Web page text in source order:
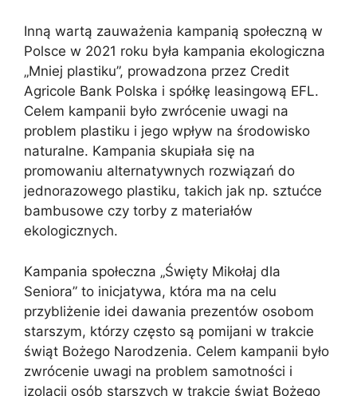
Inną wartą zauważenia kampanią społeczną w
Polsce w 2021 roku była kampania ekologiczna
„Mniej plastiku”, prowadzona przez Credit
Agricole Bank Polska i spółkę leasingową EFL.
Celem kampanii było zwrócenie uwagi na
problem plastiku i jego wpływ na środowisko
naturalne. Kampania skupiała się na
promowaniu alternatywnych rozwiązań do
jednorazowego plastiku, takich jak np. sztućce
bambusowe czy torby z materiałów
ekologicznych.
Kampania społeczna „Święty Mikołaj dla
Seniora” to inicjatywa, która ma na celu
przybliżenie idei dawania prezentów osobom
starszym, którzy często są pomijani w trakcie
świąt Bożego Narodzenia. Celem kampanii było
zwrócenie uwagi na problem samotności i
izolacji osób starszych w trakcie świąt Bożego